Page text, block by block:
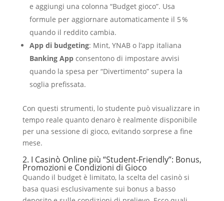
e aggiungi una colonna “Budget gioco”. Usa
formule per aggiornare automaticamente il 5 %
quando il reddito cambia.
App di budgeting: Mint, YNAB o l’app italiana
Banking Appconsentono di impostare avvisi
quando la spesa per “Divertimento” supera la
soglia prefissata.
Con questi strumenti, lo studente può visualizzare in
tempo reale quanto denaro è realmente disponibile
per una sessione di gioco, evitando sorprese a fine
mese.
2. I Casinò Online più “Student‑Friendly”: Bonus,
Promozioni e Condizioni di Gioco
Quando il budget è limitato, la scelta del casinò si
basa quasi esclusivamente sui bonus a basso